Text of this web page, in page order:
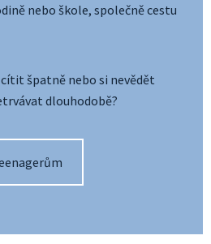
nebo škole, společně cestu
cítit špatně nebo si nevědět
dlouhodobě?